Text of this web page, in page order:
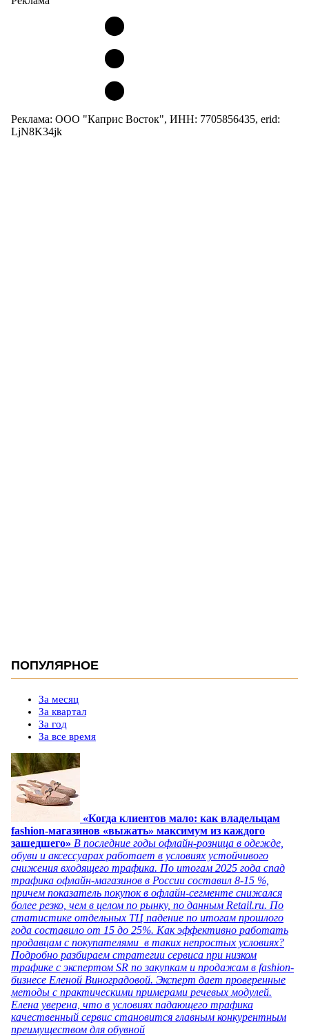
Реклама: ООО "Каприс Восток", ИНН: 7705856435, erid:
LjN8K34jk
ПОПУЛЯРНОЕ
За месяц
За квартал
За год
За все время
«Когда клиентов мало: как владельцам
fashion-магазинов «выжать» максимум из каждого
зашедшего» В последние годы офлайн-розница в одежде,
обуви и аксессуарах работает в условиях устойчивого
снижения входящего трафика. По итогам 2025 года спад
трафика офлайн-магазинов в России составил 8-15 %,
причем показатель покупок в офлайн-сегменте снижался
более резко, чем в целом по рынку, по данным Retail.ru. По
статистике отдельных ТЦ падение по итогам прошлого
года составило от 15 до 25%. Как эффективно работать
продавцам с покупателями в таких непростых условиях?
Подробно разбираем стратегии сервиса при низком
трафике с экспертом SR по закупкам и продажам в fashion-
бизнесе Еленой Виноградовой. Эксперт дает проверенные
методы с практическими примерами речевых модулей.
Елена уверена, что в условиях падающего трафика
качественный сервис становится главным конкурентным
преимуществом для обувной